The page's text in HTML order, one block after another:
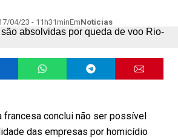
04/23 - 11h31minEmNotícias
francesa conclui não ser possível
das empresas por homicídio